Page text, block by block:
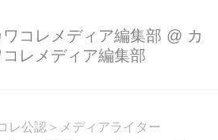
スを軽減！
ワコレメディア編集部 @ カ
コレメディア編集部
レ公認＞メディアライター